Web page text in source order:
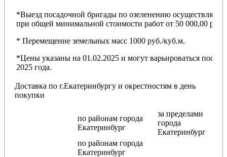
*Выезд посадочной бригады по озеленению осуществляется
при общей минимальной стоимости работ от 50 000,00 руб.
* Перемещение земельных масс 1000 руб./куб.м.
*Цены указаны на 01.02.2025 и могут варьироваться после
2025 года.
Доставка по г.Екатеринбургу и окрестностям в день
покупки
по районам города
Екатеринбург
за пределами
города
Екатеринбург
по районам города
Екатеринбург